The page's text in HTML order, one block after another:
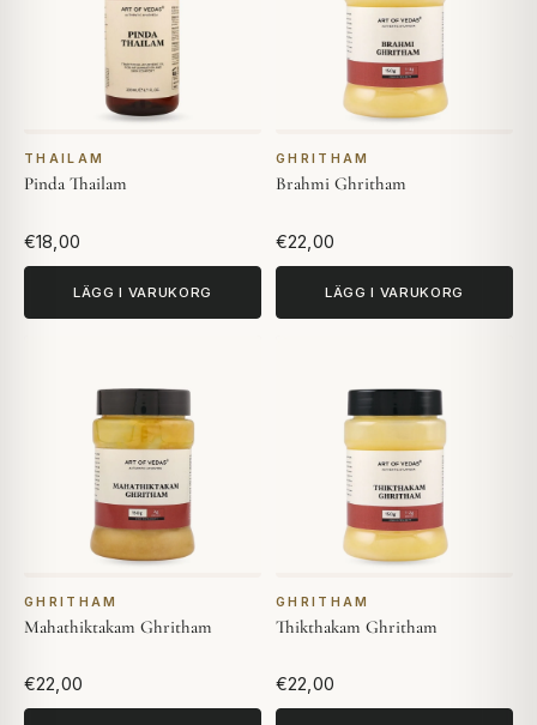
THAILAM
Pinda Thailam
€18,00
LÄGG I VARUKORG
GHRITHAM
Brahmi Ghritham
€22,00
LÄGG I VARUKORG
GHRITHAM
Mahathiktakam Ghritham
€22,00
GHRITHAM
Thikthakam Ghritham
€22,00